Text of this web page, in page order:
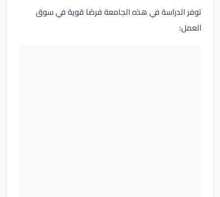
توفر الدراسة في هذه الجامعة فرصًا قوية في سوق
العمل: